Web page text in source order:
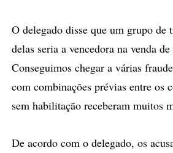
O delegado disse que um grupo de
delas seria a vencedora na venda
Conseguimos chegar a várias
com combinações prévias entre os
sem habilitação receberam muitos
De acordo com o delegado, os